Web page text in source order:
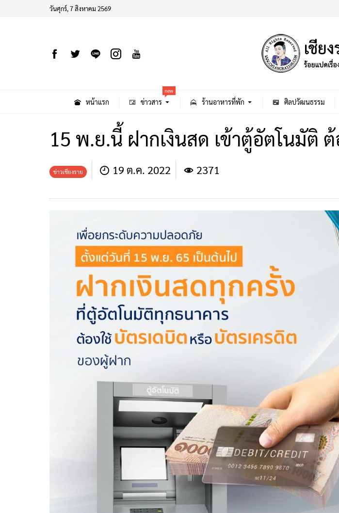
วันศุกร์, 7 สิงหาคม 2569
หน้าแรก ข่าวสาร
new
ร้านอาหารที่พัก ศิลปวัฒนธรรม
15 พ.ย.นี้ ฝากเงินสด เข้าตู้อัตโนมัติ
ข่าวเชียงราย 19 ต.ค. 2022 2371